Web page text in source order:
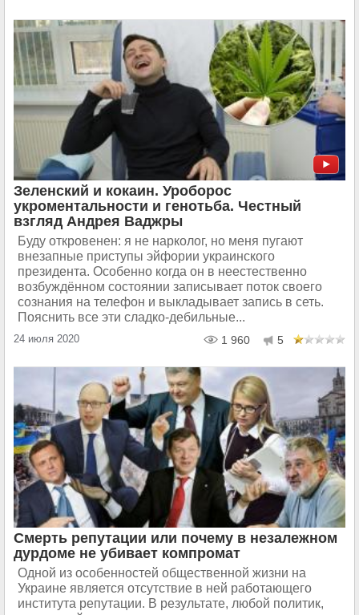
Зеленский и кокаин. Уроборос
укроментальности и генотьба. Честный
взгляд Андрея Ваджры
Буду откровенен: я не нарколог, но меня пугают
внезапные приступы эйфории украинского
президента. Особенно когда он в неестественно
возбуждённом состоянии записывает поток своего
сознания на телефон и выкладывает запись в сеть.
Пояснить все эти сладко-дебильные...
24 июля 2020 1 960 5
Смерть репутации или почему в незалежном
дурдоме не убивает компромат
Одной из особенностей общественной жизни на
Украине является отсутствие в ней работающего
института репутации. В результате, любой политик,